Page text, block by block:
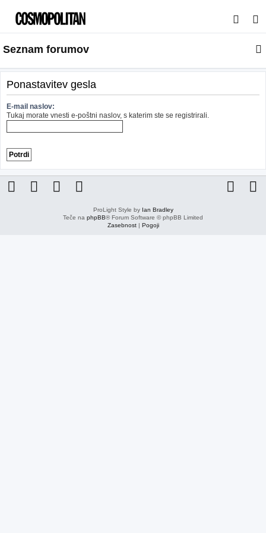
s
a
j
Seznam forumov
Ponastavitev gesla
E-mail naslov:
Tukaj morate vnesti e-poštni naslov, s katerim ste se registrirali.
ProLight Style by Ian Bradley
Teče na phpBB® Forum Software © phpBB Limited
Zasebnost| Pogoji